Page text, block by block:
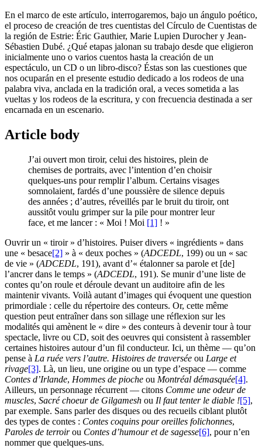
En el marco de este artículo, interrogaremos, bajo un ángulo poético,
el proceso de creación de tres cuentistas del Círculo de Cuentistas de
la región de Estrie: Éric Gauthier, Marie Lupien Durocher y Jean-
Sébastien Dubé. ¿Qué etapas jalonan su trabajo desde que eligieron
inicialmente uno o varios cuentos hasta la creación de un
espectáculo, un CD o un libro-disco? Éstas son las cuestiones que
nos ocuparán en el presente estudio dedicado a los rodeos de una
palabra viva, anclada en la tradición oral, a veces sometida a las
vueltas y los rodeos de la escritura, y con frecuencia destinada a ser
encarnada en un escenario.
Article body
J’ai ouvert mon tiroir, celui des histoires, plein de
chemises de portraits, avec l’intention d’en choisir
quelques-uns pour remplir l’album. Certains visages
somnolaient, fardés d’une poussière de silence depuis
des années ; d’autres, réveillés par le bruit du tiroir, ont
aussitôt voulu grimper sur la pile pour montrer leur
face, et me lancer : « Moi ! Moi [1] ! »
Ouvrir un « tiroir » d’histoires. Puiser divers « ingrédients » dans
une « besace[2] » à « deux poches » (ADCEDL, 199) ou un « sac
de vie » (ADCEDL, 191), avant d’« étalonner sa parole et [de]
l’ancrer dans le temps » (ADCEDL, 191). Se munir d’une liste de
contes qu’on roule et déroule devant un auditoire afin de les
maintenir vivants. Voilà autant d’images qui évoquent une question
primordiale : celle du répertoire des conteurs. Or, cette même
question peut entraîner dans son sillage une réflexion sur les
modalités qui amènent le « dire » des conteurs à devenir tour à tour
spectacle, livre ou CD, soit des oeuvres qui consistent à rassembler
certaines histoires autour d’un fil conducteur. Ici, un thème — qu’on
pense à La ruée vers l’autre. Histoires de traversée ou Large et
rivage[3]. Là, un lieu, une origine ou un type d’espace — comme
Contes d’Irlande, Hommes de pioche ou Montréal démasquée[4].
Ailleurs, un personnage récurrent — citons Comme une odeur de
muscles, Sacré choeur de Gilgamesh ou Il faut tenter le diable ![5],
par exemple. Sans parler des disques ou des recueils ciblant plutôt
des types de contes : Contes coquins pour oreilles folichonnes,
Paroles de terroirou Contes d’humour et de sagesse[6], pour n’en
nommer que quelques-uns.